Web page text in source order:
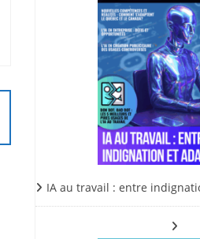
IA au travail : entre